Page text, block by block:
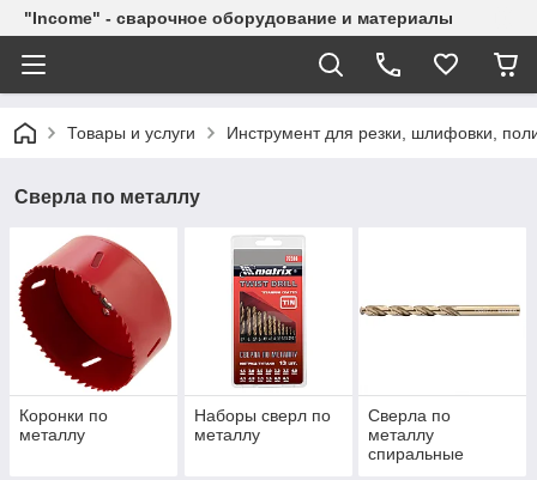
"Income" - сварочное оборудование и материалы
Товары и услуги Инструмент для резки, шлифовки,
Сверла по металлу
Коронки по
металлу
Наборы сверл по
металлу
Сверла по
металлу
спиральные